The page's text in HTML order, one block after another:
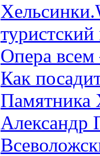
Опера
Как
Памятника
Александр